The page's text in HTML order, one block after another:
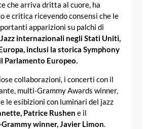
che arriva dritta al cuore, ha
e critica ricevendo consensi che le
apparizioni su palchi di
internazionali negli Stati Uniti,
inclusi la storica Symphony
Parlamento Europeo.
collaborazioni, i concerti con il
multi-Grammy Awards winner,
e le esibizioni con luminari del jazz
Patrice Rushen e il
winner, Javier Limon.